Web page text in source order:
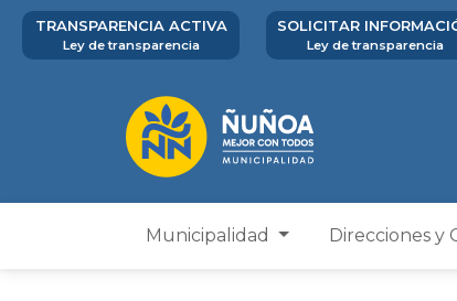
TRANSPARENCIA ACTIVA
Ley de transparencia
SOLICITAR
Ley de transparencia
Municipalidad Direcciones y